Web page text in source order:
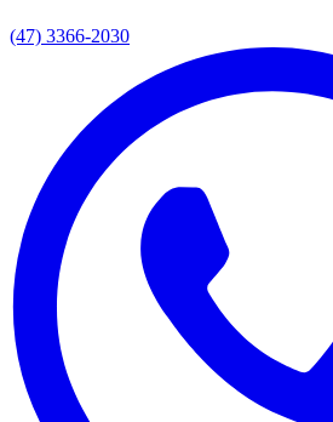
(47) 3366-2030